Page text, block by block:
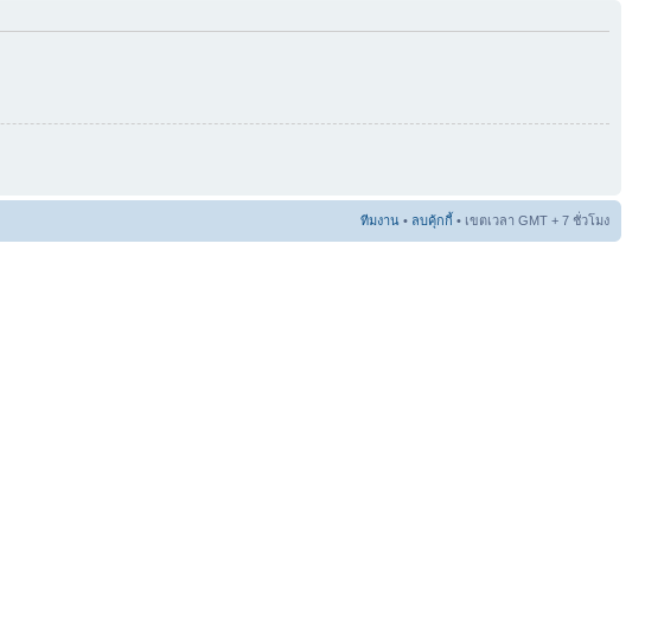
ทีมงาน • ลบคุ้กกี้ • เขตเวลา GMT + 7 ชั่วโมง